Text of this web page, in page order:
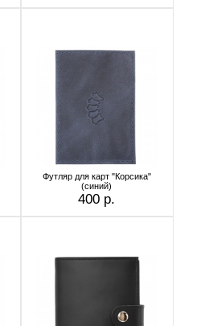
Футляр для карт "Корсика"
(синий)
400 р.